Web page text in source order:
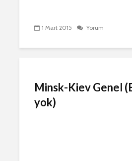
1 Mart 2015 Yorum
Minsk-Kiev Genel
yok)